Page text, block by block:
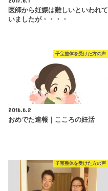
医師から妊娠は難しいといわれて
いましたが・・・・
子宝整体を受けた方の声
2016.6.2
おめでた速報｜こころの妊活
子宝整体を受けた方の声